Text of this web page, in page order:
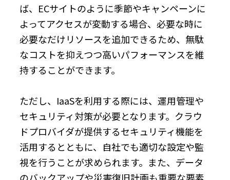
ば、ECサイトのように季節やキャンペーンに
よってアクセスが変動する場合、必要な時に
必要なだけリソースを追加できるため、無駄
なコストを抑えつつ高いパフォーマンスを維
持することができます。
ただし、IaaSを利用する際には、運用管理や
セキュリティ対策が必要となります。クラウ
ドプロバイダが提供するセキュリティ機能を
活用するとともに、自社でも適切な設定や監
視を行うことが求められます。また、データ